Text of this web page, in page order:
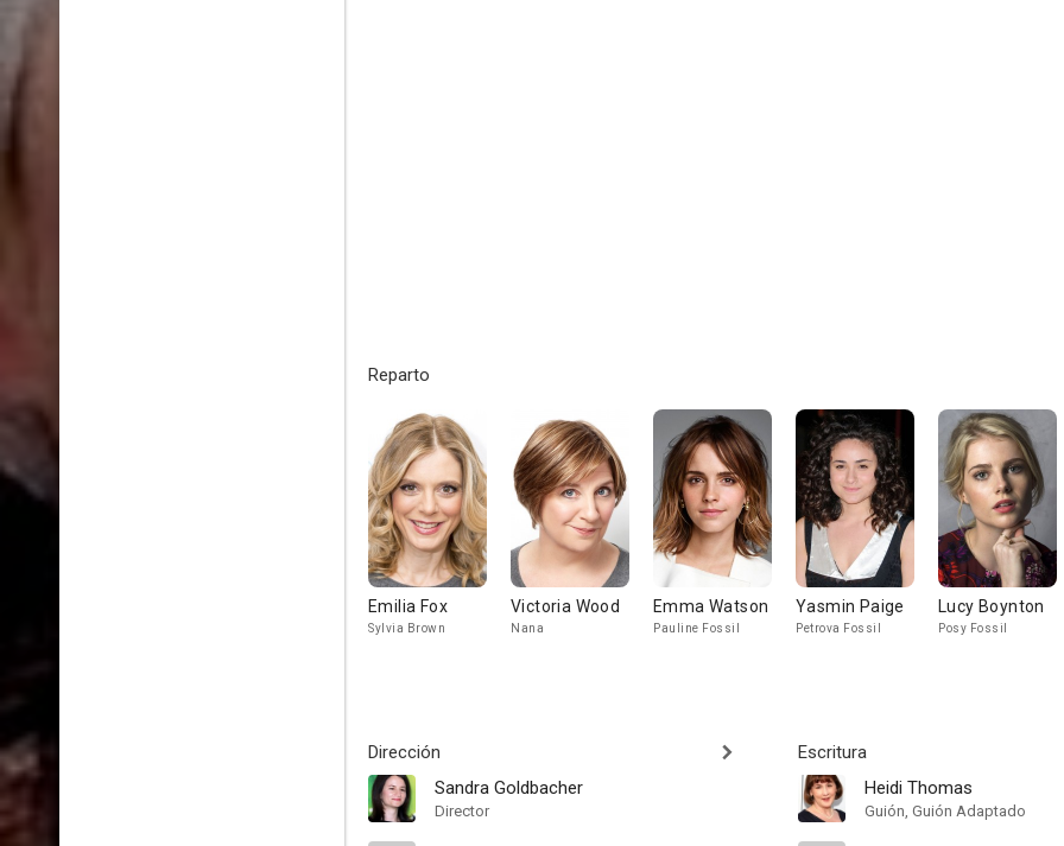
Reparto
Emilia Fox
Sylvia Brown
Victoria Wood
Nana
Emma Watson
Pauline Fossil
Yasmin Paige
Petrova Fossil
Lucy Boynton
Posy Fossil
Dirección
Sandra Goldbacher
Director
Escritura
Heidi Thomas
Guión, Guión Adaptado